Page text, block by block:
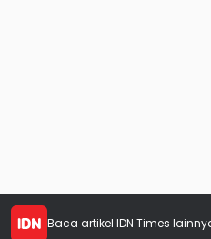
Baca artikel IDN Times